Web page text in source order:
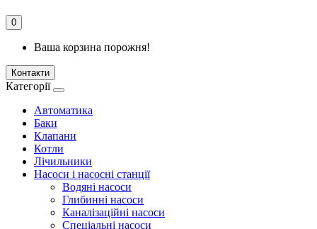
0
Ваша корзина порожня!
Контакти
Категорії
Автоматика
Баки
Клапани
Котли
Лічильники
Насоси і насосні станції
Водяні насоси
Глибинні насоси
Каналізаційні насоси
Спеціальні насоси